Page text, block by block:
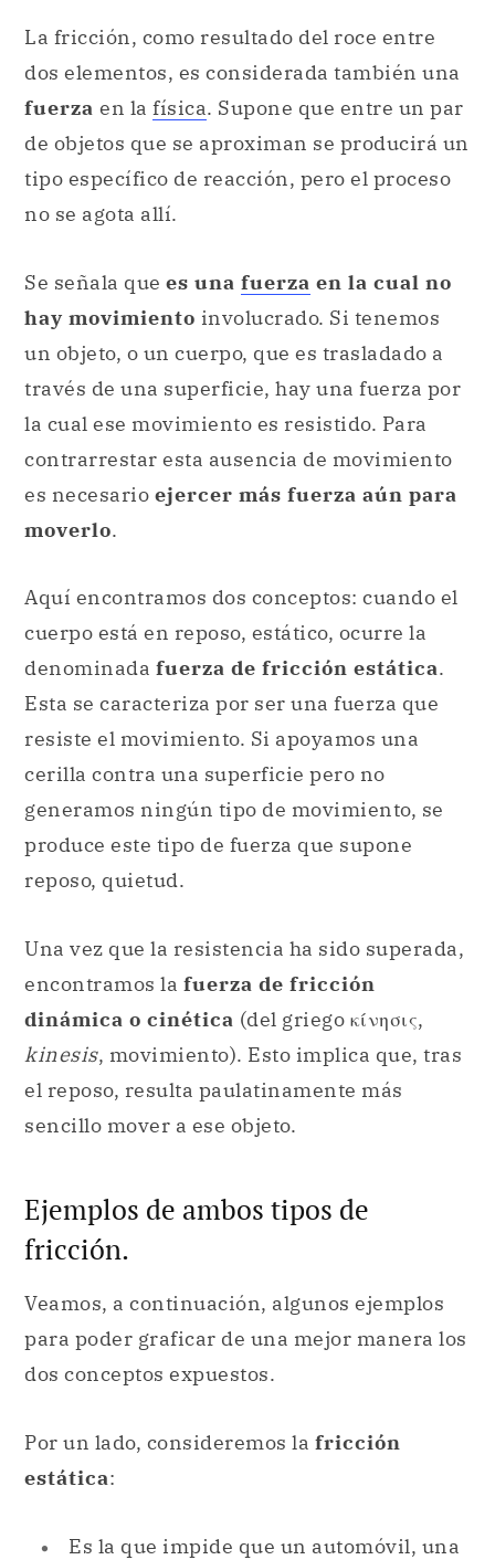
La fricción, como resultado del roce entre
dos elementos, es considerada también una
fuerza en la física. Supone que entre un par
de objetos que se aproximan se producirá un
tipo específico de reacción, pero el proceso
no se agota allí.
Se señala que es una fuerza en la cual no
hay movimiento involucrado. Si tenemos
un objeto, o un cuerpo, que es trasladado a
través de una superficie, hay una fuerza por
la cual ese movimiento es resistido. Para
contrarrestar esta ausencia de movimiento
es necesario ejercer más fuerza aún para
moverlo.
Aquí encontramos dos conceptos: cuando el
cuerpo está en reposo, estático, ocurre la
denominada fuerza de fricción estática.
Esta se caracteriza por ser una fuerza que
resiste el movimiento. Si apoyamos una
cerilla contra una superficie pero no
generamos ningún tipo de movimiento, se
produce este tipo de fuerza que supone
reposo, quietud.
Una vez que la resistencia ha sido superada,
encontramos la fuerza de fricción
dinámica o cinética (del griego κίνησις,
kinesis, movimiento). Esto implica que, tras
el reposo, resulta paulatinamente más
sencillo mover a ese objeto.
Ejemplos de ambos tipos de
fricción.
Veamos, a continuación, algunos ejemplos
para poder graficar de una mejor manera los
dos conceptos expuestos.
Por un lado, consideremos la fricción
estática:
Es la que impide que un automóvil, una